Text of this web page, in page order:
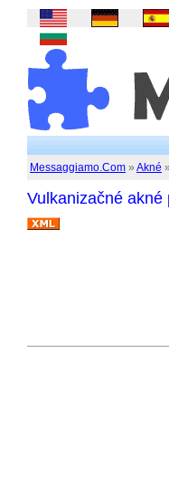
Messaggiamo.Com » Akné
Vulkanizačné